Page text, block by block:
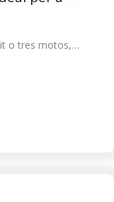
o tres motos,…